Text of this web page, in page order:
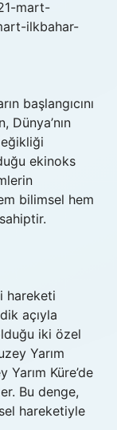
mart-
ilkbahar-
başlangıcını
Dünya’nın
ekinoks
bilimsel hem
hareketi
açıyla
iki özel
Yarım
Yarım Küre’de
Bu denge,
hareketiyle